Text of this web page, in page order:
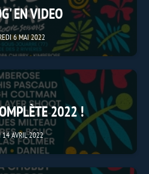
EN VIDEO
6 MAI 2022
2022 !
14 AVRIL 2022